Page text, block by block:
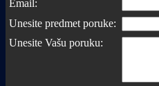
Email:
Unesite predmet poruke:
Unesite Vašu poruku: